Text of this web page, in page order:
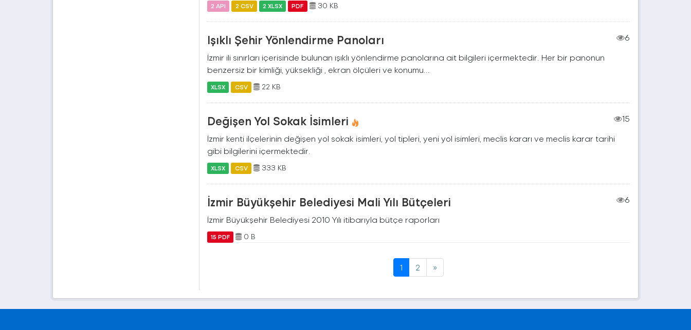
2 API 2 CSV 2 XLSX PDF 30 KB
Işıklı Şehir Yönlendirme Panoları
6
İzmir ili sınırları içerisinde bulunan ışıklı yönlendirme panolarına ait bilgileri içermektedir. Her bir panonun
benzersiz bir kimliği, yüksekliği , ekran ölçüleri ve konumu...
XLSX CSV 22 KB
Değişen Yol Sokak İsimleri
15
İzmir kenti ilçelerinin değişen yol sokak isimleri, yol tipleri, yeni yol isimleri, meclis kararı ve meclis karar tarihi
gibi bilgilerini içermektedir.
XLSX CSV 333 KB
İzmir Büyükşehir Belediyesi Mali Yılı Bütçeleri
6
İzmir Büyükşehir Belediyesi 2010 Yılı itibarıyla bütçe raporları
15 PDF 0 B
1 2 »